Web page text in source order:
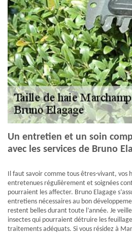
Un entretien et un soin
avec les services de Bruno
Il faut savoir comme tous êtres-vivant, vos
entretenues régulièrement et soignées
pourraient les affecter. Bruno Elagage
entretiens nécessaires au bon
restent belles durant toute l’année. Je
insectes qui pourraient détruire les
traitements adéquats. Si vous résidez à